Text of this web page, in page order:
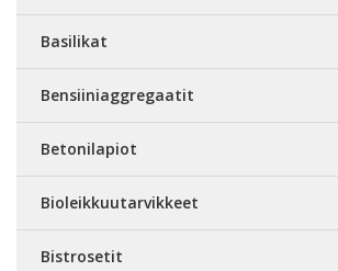
Basilikat
Bensiiniaggregaatit
Betonilapiot
Bioleikkuutarvikkeet
Bistrosetit